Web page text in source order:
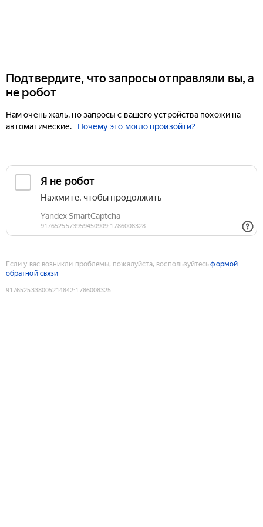
Подтвердите, что запросы отправляли вы, а
не робот
Нам очень жаль, но запросы с вашего устройства похожи на
автоматические.
Почему это могло произойти?
Если у вас возникли проблемы, пожалуйста, воспользуйтесьформой
обратной связи
9176525338005214842:1786008325